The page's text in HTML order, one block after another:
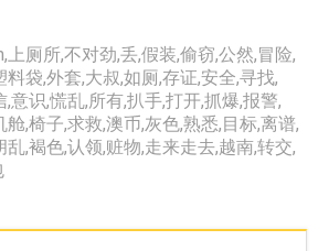
, 上厕所,不对劲,丢,假装,偷窃,公然,冒险,
料袋,外套,大叔,如厕,存证,安全,寻找,
,意识,慌乱,所有,扒手,打开,抓爆,报警,
舱,椅子,求救,澳币,灰色,熟悉,目标,离谱,
乱,褐色,认领,赃物,走来走去,越南,转交,